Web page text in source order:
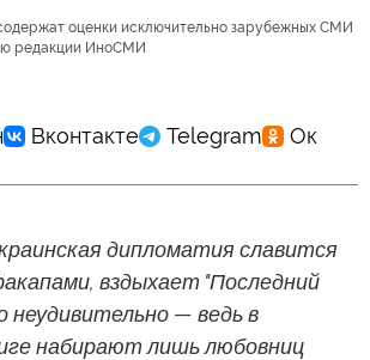
оценки исключительно зарубежных СМИ
редакции ИноСМИ
дипломатия славится
вздыхает "Последний
неудивительно — ведь в
набирают лишь любовниц